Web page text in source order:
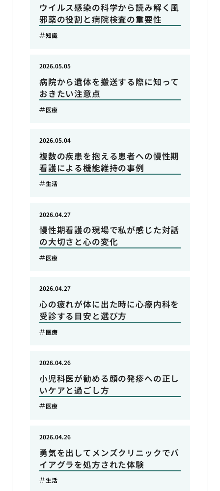
ウイルス感染の科学から読み解く風
邪薬の役割と病院検査の重要性
知識
病院から遺体を搬送する際に知って
おきたい注意点
2026.05.05
医療
複数の疾患を抱える患者への慢性期
看護による機能維持の事例
2026.05.04
生活
慢性期看護の現場で私が感じた対話
の大切さと心の変化
2026.04.27
医療
心の疲れが体に出た時に心療内科を
受診する目安と選び方
2026.04.27
医療
小児科医が勧める顔の発疹への正し
いケアと過ごし方
2026.04.26
医療
勇気を出してメンズクリニックでバ
イアグラを処方された体験
2026.04.26
生活